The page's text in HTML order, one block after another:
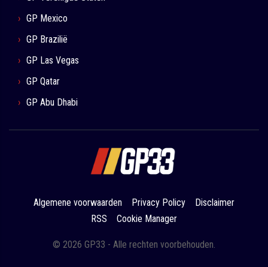
GP Mexico
GP Brazilië
GP Las Vegas
GP Qatar
GP Abu Dhabi
Algemene voorwaarden Privacy Policy
Disclaimer
RSS
Cookie Manager
© 2026 GP33 - Alle rechten voorbehouden.